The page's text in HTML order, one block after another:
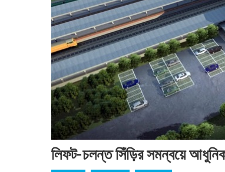
লিফট-চলন্ত সিঁড়ির সমন্বয়ে